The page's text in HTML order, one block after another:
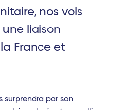
nos vols
liaison
France et
surprendra par son